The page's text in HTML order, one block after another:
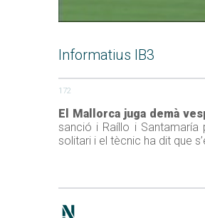
Informatius IB3
172
El Mallorca juga demà
sanció i Raíllo i
solitari i el tècnic ha dit que